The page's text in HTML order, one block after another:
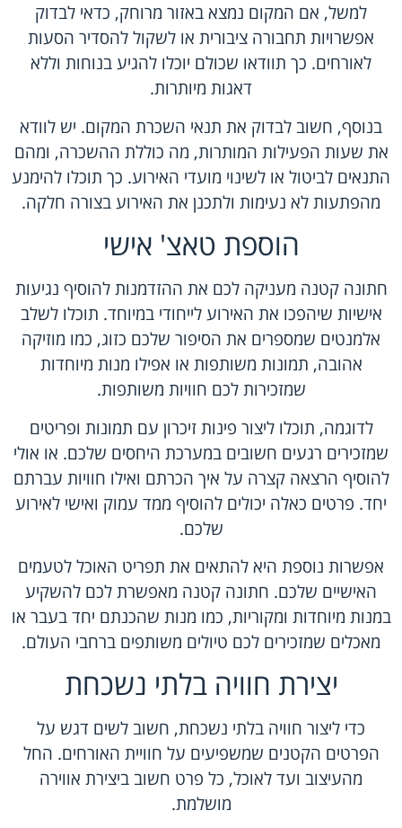
למשל, אם המקום נמצא באזור מרוחק, כדאי לבדוק
אפשרויות תחבורה ציבורית או לשקול להסדיר הסעות
לאורחים. כך תוודאו שכולם יוכלו להגיע בנוחות וללא
דאגות מיותרות.
בנוסף, חשוב לבדוק את תנאי השכרת המקום. יש לוודא
את שעות הפעילות המותרות, מה כוללת ההשכרה, ומהם
התנאים לביטול או לשינוי מועדי האירוע. כך תוכלו להימנע
מהפתעות לא נעימות ולתכנן את האירוע בצורה חלקה.
הוספת טאצ' אישי
חתונה קטנה מעניקה לכם את ההזדמנות להוסיף נגיעות
אישיות שיהפכו את האירוע לייחודי במיוחד. תוכלו לשלב
אלמנטים שמספרים את הסיפור שלכם כזוג, כמו מוזיקה
אהובה, תמונות משותפות או אפילו מנות מיוחדות
שמזכירות לכם חוויות משותפות.
לדוגמה, תוכלו ליצור פינות זיכרון עם תמונות ופריטים
שמזכירים רגעים חשובים במערכת היחסים שלכם. או אולי
להוסיף הרצאה קצרה על איך הכרתם ואילו חוויות עברתם
יחד. פרטים כאלה יכולים להוסיף ממד עמוק ואישי לאירוע
שלכם.
אפשרות נוספת היא להתאים את תפריט האוכל לטעמים
האישיים שלכם. חתונה קטנה מאפשרת לכם להשקיע
במנות מיוחדות ומקוריות, כמו מנות שהכנתם יחד בעבר או
מאכלים שמזכירים לכם טיולים משותפים ברחבי העולם.
יצירת חוויה בלתי נשכחת
כדי ליצור חוויה בלתי נשכחת, חשוב לשים דגש על
הפרטים הקטנים שמשפיעים על חוויית האורחים. החל
מהעיצוב ועד לאוכל, כל פרט חשוב ביצירת אווירה
מושלמת.